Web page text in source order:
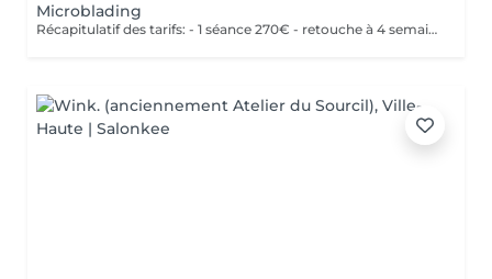
Microblading
Récapitulatif des tarifs: - 1 séance 270€ - retouche à 4 semaines 50€ - retouche à 1 an 150€ - retouche 2 ans 200€